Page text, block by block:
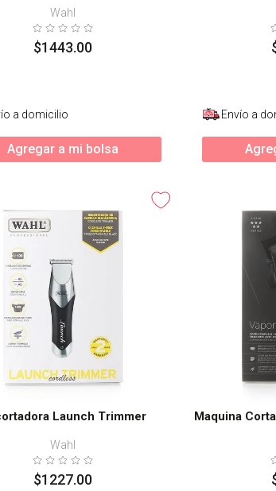
Wahl
$1443.00
a domicilio
Agregar a mi bolsa
Envío a
Launch Trimmer
Wahl
$1227.00
Maquina